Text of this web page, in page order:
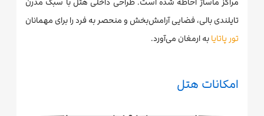
تایلندی بالی، فضایی آرامش‌بخش و منحصر به فرد را برای مهمانان
تور پاتایابه ارمغان می‌آورد.
امکانات هتل